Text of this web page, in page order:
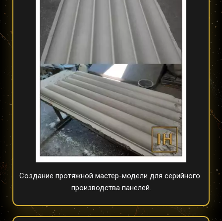
Создание протяжной мастер-модели для серийного
производства панелей.